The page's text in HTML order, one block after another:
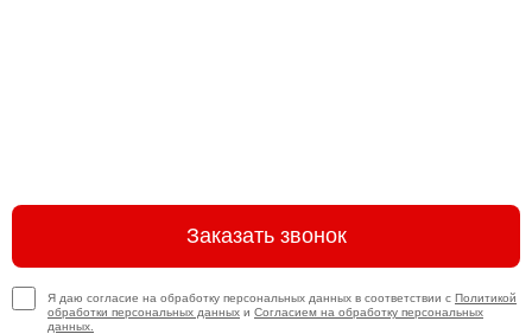
Заказать звонок
Я даю согласие на обработку персональных данных в соответствии с Политикой
обработки персональных данных и Согласием на обработку персональных
данных.